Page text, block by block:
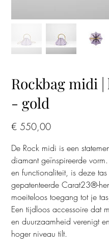
Rockbag midi
- gold
€ 550,00
De Rock midi is een
diamant geïnspireerde
en functionaliteit, is deze
gepatenteerde Carat23®-
moeiteloos toegang tot je
Een tijdloos accessoire dat
en duurzaamheid verenigt
hoger niveau tilt.